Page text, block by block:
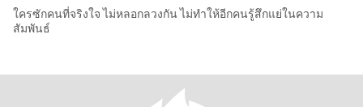
ใครซักคนที่จริงใจ ไม่หลอกลวงกัน ไม่ทำให้อีกคนรู้สึกแย่ในความ
สัมพันธ์